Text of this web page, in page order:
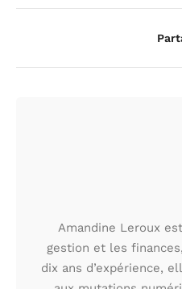
Amandine Leroux
gestion et les
dix ans d’expérience,